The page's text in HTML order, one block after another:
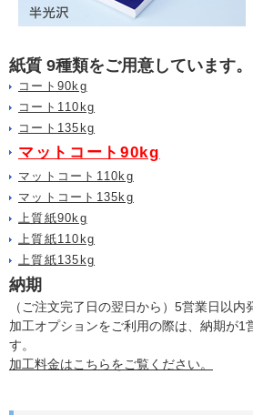
紙質 9種類をご用意しています。
コート90kg
コート110kg
コート135kg
マットコート90kg
マットコート110kg
マットコート135kg
上質紙90kg
上質紙110kg
上質紙135kg
納期
（ご注文完了日の翌日から）5営業日以内
加工オプションをご利用の際は、納期が1
す。
加工料金はこちらをご覧ください。